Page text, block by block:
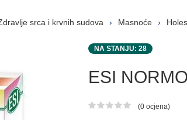
srca i krvnih sudova Masnoće
NA STANJU: 28
ESI
Ocjena proizvoda
(0 ocjena)